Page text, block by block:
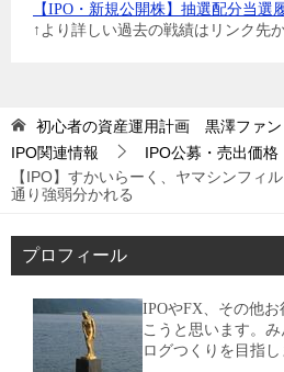
【IPO・新規公開株】抽選配分当選
↑より詳しい過去の戦績はリンク先
初心者の資産運用計画 黒澤ファン
IPO関連情報
IPO公募・売出価格
【IPO】すかいらーく、ヤマシンフィ
通り強弱分かれる
プロフィール
IPOやFX、その他
こうと思います。
ログつくりを目指し